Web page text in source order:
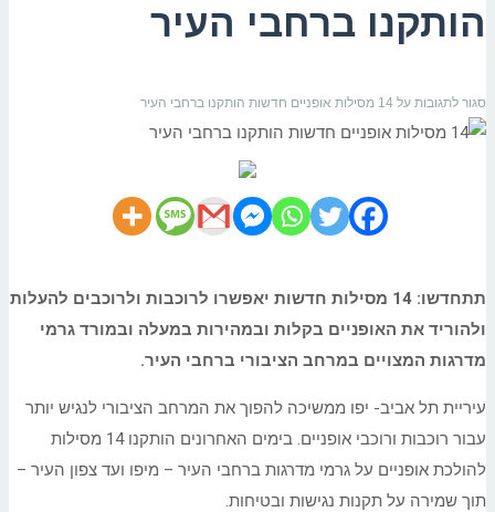
הותקנו ברחבי העיר
סגור לתגובות על 14 מסילות אופניים חדשות הותקנו ברחבי העיר
תתחדשו: 14 מסילות חדשות יאפשרו לרוכבות ולרוכבים להעלות
ולהוריד את האופניים בקלות ובמהירות במעלה ובמורד גרמי
מדרגות המצויים במרחב הציבורי ברחבי העיר.
עיריית תל אביב- יפו ממשיכה להפוך את המרחב הציבורי לנגיש יותר
עבור רוכבות ורוכבי אופניים. בימים האחרונים הותקנו 14 מסילות
להולכת אופניים על גרמי מדרגות ברחבי העיר – מיפו ועד צפון העיר –
תוך שמירה על תקנות נגישות ובטיחות.